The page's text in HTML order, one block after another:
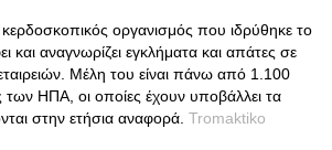
κερδοσκοπικός οργανισμός που ιδρύθηκε το
και αναγνωρίζει εγκλήματα και απάτες σε
Μέλη του είναι πάνω από 1.100
των ΗΠΑ, οι οποίες έχουν υποβάλλει τα
στην ετήσια αναφορά. Tromaktiko